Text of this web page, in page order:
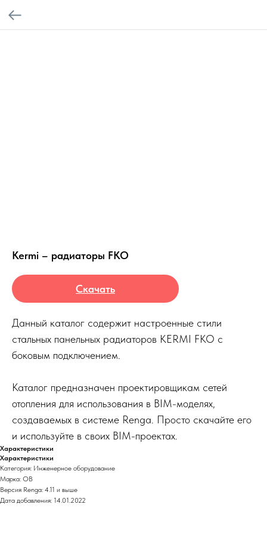
Kermi – радиаторы FKO
Скачать
Данный каталог содержит настроенные стили
стальных панельных радиаторов KERMI FKO с
боковым подключением.
Каталог предназначен проектировщикам сетей
отопления для использования в BIM-моделях,
создаваемых в системе Renga. Просто скачайте его
и используйте в своих BIM-проектах.
Характеристики
Характеристики
Категория: Инженерное оборудование
Марка: ОВ
Версия Renga: 4.11 и выше
Дата добавления: 14.01.2022